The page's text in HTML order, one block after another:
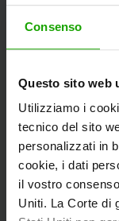
Consenso
Questo sito web
Utilizziamo i
tecnico del sito
personalizzati in
cookie, i dati
il vostro
Uniti. La Corte di
Alla